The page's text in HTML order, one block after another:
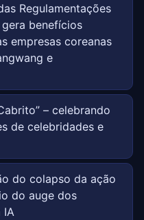
Regulamentações
benefícios
empresas coreanas
e
– celebrando
de celebridades e
do colapso da ação
do auge dos
IA